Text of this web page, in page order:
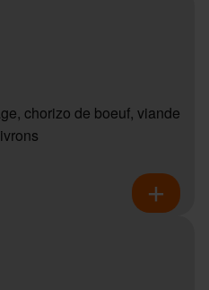
chorizo de boeuf, viande